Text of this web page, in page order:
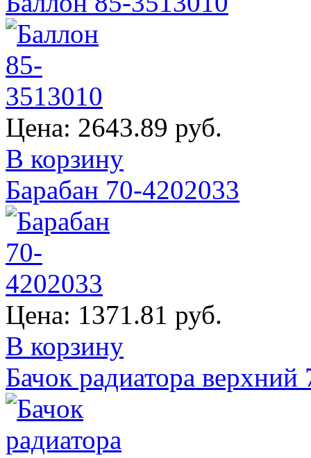
Цена: 2643.89 руб.
В корзину
Барабан 70-4202033
Цена: 1371.81 руб.
В корзину
Бачок радиатора